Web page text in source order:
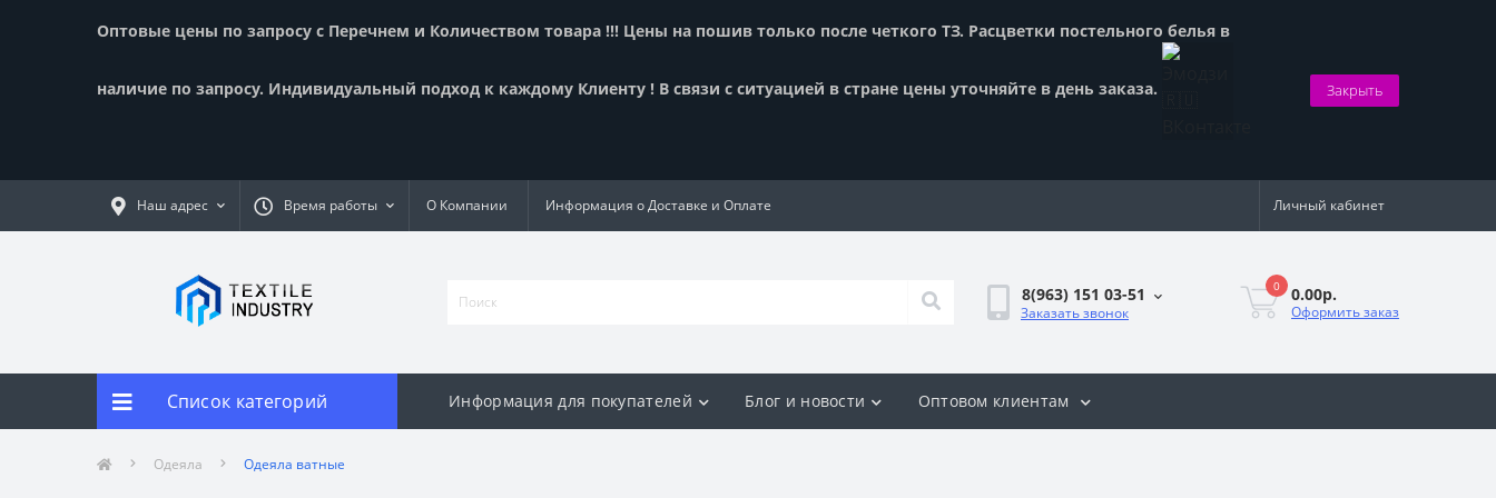
Оптовые цены по запросу с Перечнем и Количеством товара !!! Цены на пошив только после четкого ТЗ. Расцветки постельного белья в
наличие по запросу. Индивидуальный подход к каждому Клиенту ! В связи с ситуацией в стране цены уточняйте в день заказа. Закрыть
Наш адрес Время работы О Компании Информация о Доставке и Оплате Личный кабинет
8(963) 151 03-51
Заказать звонок
0 0.00р.
Оформить заказ
Список категорий Информация для покупателей Блог и новости Оптовом клиентам
Одеяла Одеяла ватные